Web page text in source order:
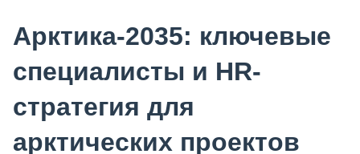
Арктика-2035: ключевые
специалисты и HR-
стратегия для
арктических проектов